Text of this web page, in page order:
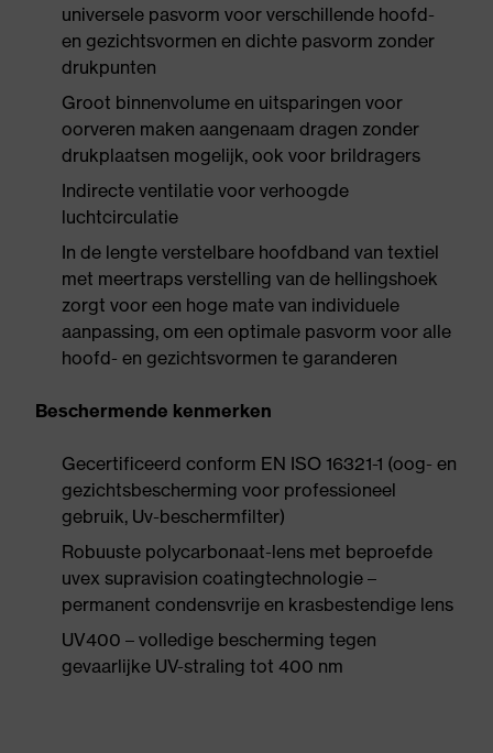
universele pasvorm voor verschillende hoofd-
en gezichtsvormen en dichte pasvorm zonder
drukpunten
Groot binnenvolume en uitsparingen voor
oorveren maken aangenaam dragen zonder
drukplaatsen mogelijk, ook voor brildragers
Indirecte ventilatie voor verhoogde
luchtcirculatie
In de lengte verstelbare hoofdband van textiel
met meertraps verstelling van de hellingshoek
zorgt voor een hoge mate van individuele
aanpassing, om een optimale pasvorm voor alle
hoofd- en gezichtsvormen te garanderen
Beschermende kenmerken
Gecertificeerd conform EN ISO 16321-1 (oog- en
gezichtsbescherming voor professioneel
gebruik, Uv-beschermfilter)
Robuuste polycarbonaat-lens met beproefde
uvex supravision coatingtechnologie –
permanent condensvrije en krasbestendige lens
UV400 – volledige bescherming tegen
gevaarlijke UV-straling tot 400 nm